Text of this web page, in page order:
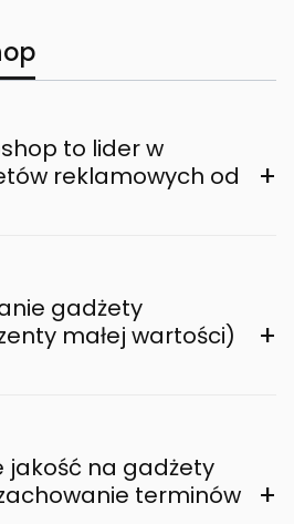
to lider w
reklamowych od
+
gadżety
małej wartości)
+
jakość na gadżety
terminów
+